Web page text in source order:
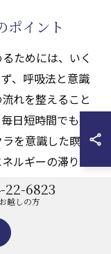
ポイント
ためには、いく
、呼吸法と意識
れを整えること
日短時間でも天
を意識した瞑想
ルギーの滞りを
過度な力みを避
が大切です。特
22-6823
越しの方